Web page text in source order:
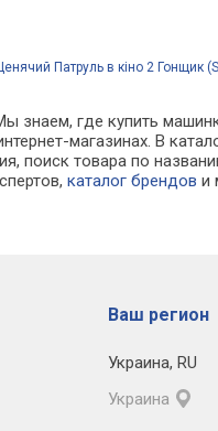
Патруль в кіно 2 Гонщик
знаем, где купить
магазинах. В
поиск товара по
каталог брендов и
Ваш регион
Украина, RU
Украина